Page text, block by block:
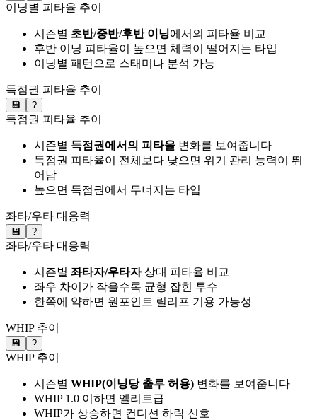
이닝별 피타율 추이
시즌별 초반/중반/후반 이닝에서의 피타율 비교
후반 이닝 피타율이 높으면 체력이 떨어지는 타입
이닝별 패턴으로 스태미나 분석 가능
득점권 피타율 추이
💾 ?
득점권 피타율 추이
시즌별 득점권에서의 피타율 변화를 보여줍니다
득점권 피타율이 전체보다 낮으면 위기 관리 능력이 뛰
어남
높으면 득점권에서 무너지는 타입
좌타/우타 대응력
💾 ?
좌타/우타 대응력
시즌별 좌타자/우타자상대 피타율 비교
좌우 차이가 작을수록 균형 잡힌 투수
한쪽에 약하면 원포인트 릴리프 기용 가능성
WHIP 추이
💾 ?
WHIP 추이
시즌별 WHIP(이닝당 출루 허용) 변화를 보여줍니다
WHIP 1.0 이하면 엘리트급
WHIP가 상승하면 컨디션 하락 신호